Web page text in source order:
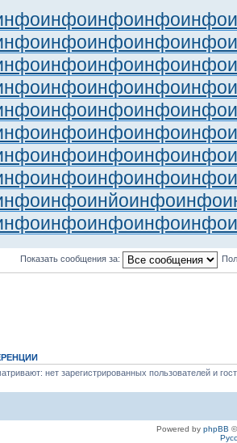
инфоинфоинфоинфо
инфоинфоинфоинфо
инфоинфоинфоинфо
инфоинфоинфоинфо
инфоинфоинфоинфо
инфоинфоинфоинфо
инфоинфоинфоинфо
инфоинфоинфоинфо
инфоинйоинфоинфо
инфоинфоинфоинфо
Показать сообщения за:
нет зарегистрированных пользователей и
Powered by phpBB